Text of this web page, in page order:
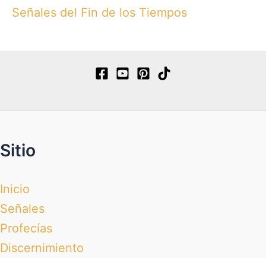
Señales del Fin de los Tiempos
Sitio
Inicio
Señales
Profecías
Discernimiento